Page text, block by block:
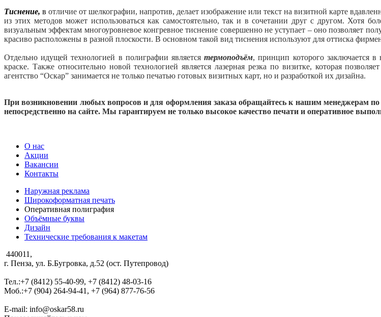
Тиснение, в отличие от шелкографии, напротив, делает изображение или текст на визитной карте
из этих методов может использоваться как самостоятельно, так и в сочетании друг с другом. Хотя
визуальным эффектам многоуровневое конгревное тиснение совершенно не уступает – оно позволяет
красиво расположены в разной плоскости. В основном такой вид тиснения используют для оттиска
Отдельно идущей технологией в полиграфии являетсятермоподъём, принцип которого заключается
краске. Также относительно новой технологией является лазерная резка по визитке, которая
агентство “Оскар” занимается не только печатью готовых визитных карт, но и разработкой их дизайна.
При возникновении любых вопросов и для оформления заказа обращайтесь к нашим менеджерам по
непосредственно на сайте. Мы гарантируем не только высокое качество печати и оперативное
О нас
Акции
Вакансии
Контакты
Наружная реклама
Широкоформатная печать
Оперативная полиграфия
Объёмные буквы
Дизайн
Технические требования к макетам
440011,
г. Пенза, ул. Б.Бугровка, д.52 (ост. Путепровод)
Тел.:+7 (8412) 55-40-99, +7 (8412) 48-03-16
Моб.:+7 (904) 264-94-41, +7 (964) 877-76-56
E-mail: info@oskar58.ru